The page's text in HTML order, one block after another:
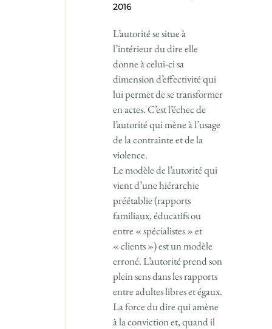
2016
L’autorité se situe à
l’intérieur du dire elle
donne à celui-ci sa
dimension d’effectivité qui
lui permet de se transformer
en actes. C’est l’échec de
l’autorité qui mène à l’usage
de la contrainte et de la
violence.
Le modèle de l’autorité qui
vient d’une hiérarchie
préétablie (rapports
familiaux, éducatifs ou
entre « spécialistes » et
« clients ») est un modèle
erroné. L’autorité prend son
plein sens dans les rapports
entre adultes libres et égaux.
La force du dire qui amène
à la conviction et, quand il